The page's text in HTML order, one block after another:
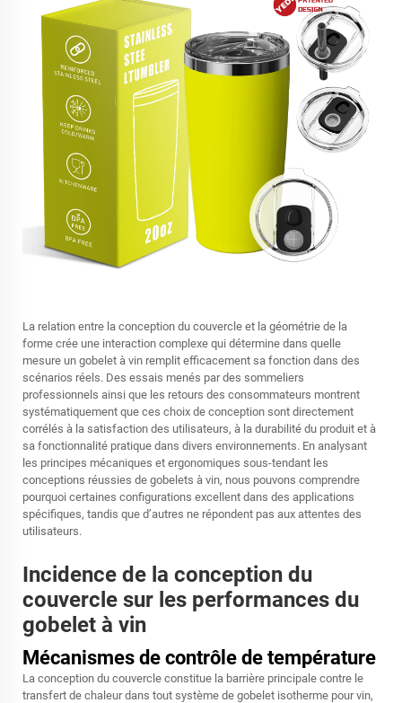
La relation entre la conception du couvercle et la géométrie de la
forme crée une interaction complexe qui détermine dans quelle
mesure un gobelet à vin remplit efficacement sa fonction dans des
scénarios réels. Des essais menés par des sommeliers
professionnels ainsi que les retours des consommateurs montrent
systématiquement que ces choix de conception sont directement
corrélés à la satisfaction des utilisateurs, à la durabilité du produit et à
sa fonctionnalité pratique dans divers environnements. En analysant
les principes mécaniques et ergonomiques sous-tendant les
conceptions réussies de gobelets à vin, nous pouvons comprendre
pourquoi certaines configurations excellent dans des applications
spécifiques, tandis que d’autres ne répondent pas aux attentes des
utilisateurs.
Incidence de la conception du
couvercle sur les performances du
gobelet à vin
Mécanismes de contrôle de température
La conception du couvercle constitue la barrière principale contre le
transfert de chaleur dans tout système de gobelet isotherme pour vin,